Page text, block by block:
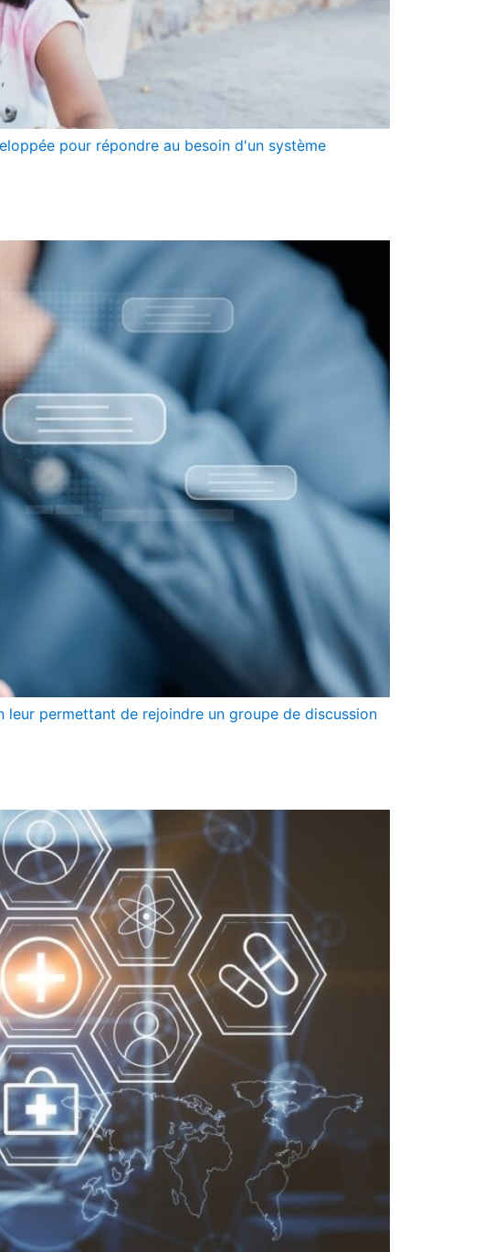
pour répondre au besoin d'un système
permettant de rejoindre un groupe de discussion